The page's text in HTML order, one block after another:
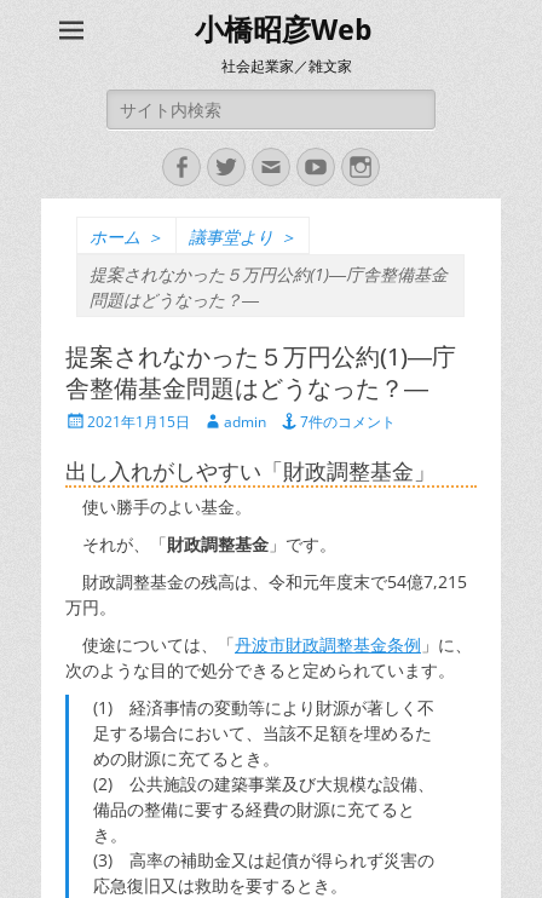
小橋昭彦Web
社会起業家／雑文家
索:
Facebook
Twitter
メ
ー
YouTubeInstagram
ホーム ＞ 議事堂より ＞
提案されなかった５万円公約(1)―庁舎整備基金
問題はどうなった？―
提案されなかった５万円公約(1)―庁
舎整備基金問題はどうなった？―
投
日
2021年1月15日
投
者
admin 7件のコメント
出し入れがしやすい「財政調整基金」
使い勝手のよい基金。
それが、「財政調整基金 」です。
財政調整基金の残高は、令和元年度末で54億7,215
万円。
使途については、「丹波市財政調整基金条例 」に、
次のような目的で処分できると定められています。
(1) 経済事情の変動等により財源が著しく不
足する場合において、当該不足額を埋めるた
めの財源に充てるとき。
(2) 公共施設の建築事業及び大規模な設備、
備品の整備に要する経費の財源に充てると
き。
(3) 高率の補助金又は起債が得られず災害の
応急復旧又は救助を要するとき。